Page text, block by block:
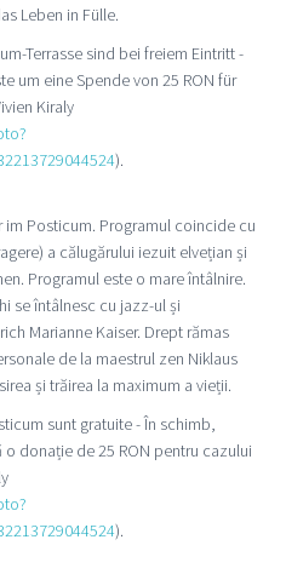
Leben in Fülle.
Terrasse sind bei freiem Eintritt -
um eine Spende von 25 RON für
Kiraly
).
im Posticum. Programul coincide cu
a călugărului iezuit elvețian și
Programul este o mare întâlnire.
se întâlnesc cu jazz-ul și
Marianne Kaiser. Drept rămas
de la maestrul zen Niklaus
și trăirea la maximum a vieții.
sunt gratuite - În schimb,
donație de 25 RON pentru cazului
).